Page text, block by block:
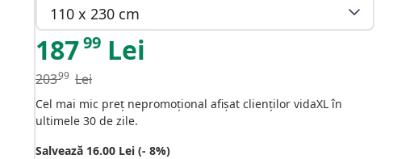
110 x 230 cm
18799 Lei
20399 Lei
Cel mai mic preț nepromoțional afișat clienților vidaXL în
ultimele 30 de zile.
Salvează 16.00 Lei (- 8%)